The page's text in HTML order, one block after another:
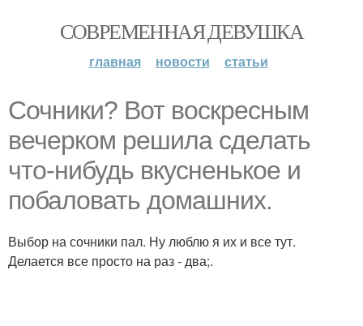
СОВРЕМЕННАЯ ДЕВУШКА
главная новости статьи
Сочники? Вот воскресным
вечерком решила сделать
что-нибудь вкусненькое и
побаловать домашних.
Выбор на сочники пал. Ну люблю я их и все тут.
Делается все просто на раз - два;.